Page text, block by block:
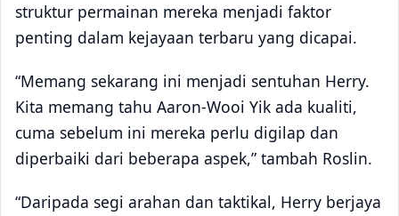
struktur permainan mereka menjadi faktor
penting dalam kejayaan terbaru yang dicapai.
“Memang sekarang ini menjadi sentuhan Herry.
Kita memang tahu Aaron-Wooi Yik ada kualiti,
cuma sebelum ini mereka perlu digilap dan
diperbaiki dari beberapa aspek,” tambah Roslin.
“Daripada segi arahan dan taktikal, Herry berjaya